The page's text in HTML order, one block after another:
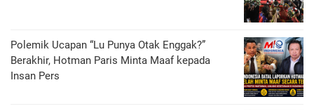
Polemik Ucapan “Lu Punya Otak Enggak?”
Berakhir, Hotman Paris Minta Maaf kepada
Insan Pers